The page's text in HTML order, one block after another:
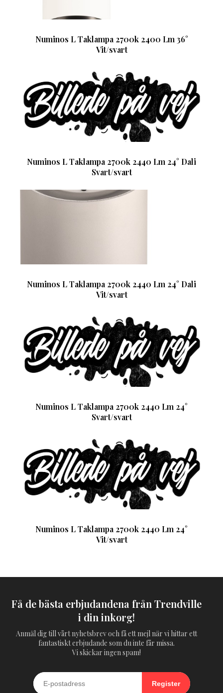
Numinos L Taklampa 2700k 2400 Lm 36°
Vit/svart
Numinos L Taklampa 2700k 2440 Lm 24° Dali
Svart/svart
Numinos L Taklampa 2700k 2440 Lm 24° Dali
Vit/svart
Numinos L Taklampa 2700k 2440 Lm 24°
Svart/svart
Numinos L Taklampa 2700k 2440 Lm 24°
Vit/svart
Få de bästa erbjudandena från Trendville
i din inkorg!
Anmäl dig till vårt nyhetsbrev och få ett mejl när vi hittar ett
fantastiskt erbjudande som du inte får missa.
Vi skickar ingen spam!
Register